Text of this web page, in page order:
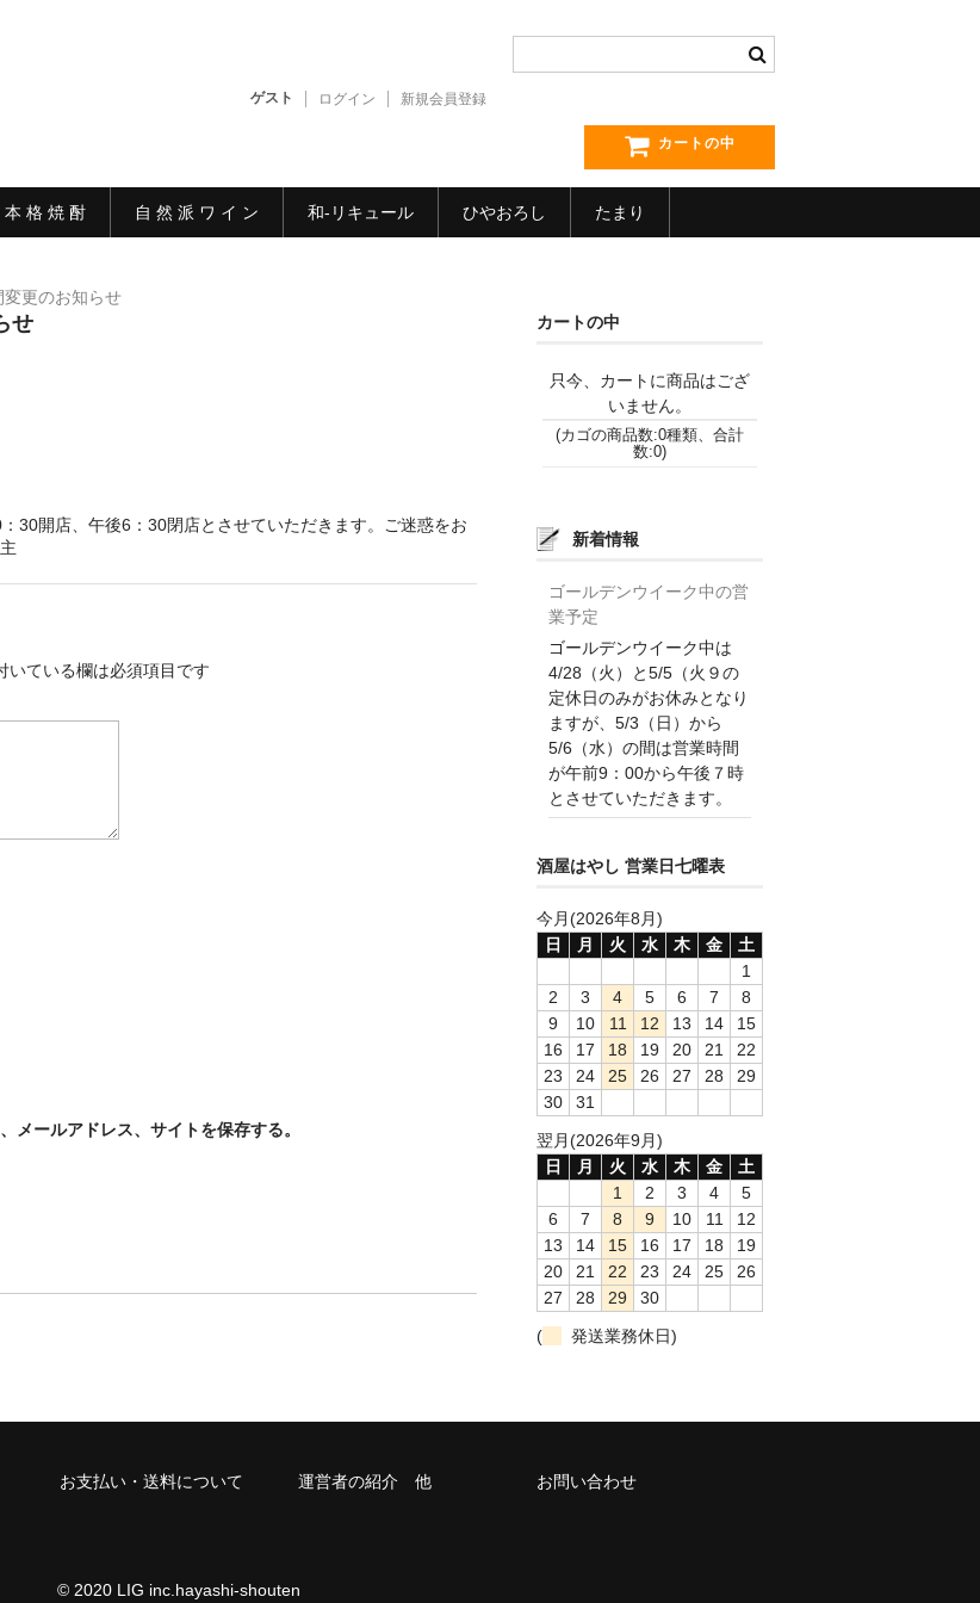
ゲスト ログイン 新規会員登録
カートの中
本 格 焼 酎 自 然 派 ワ イ ン 和-リキュール ひやおろし たまり
変更のお知らせ
せ
30開店、午後6：30閉店とさせていただきます。ご迷惑をお
いている欄は必須項目です
メールアドレス、サイトを保存する。
カートの中
只今、カートに商品はござ
いません。
(カゴの商品数:0種類、合計
数:0)
新着情報
ゴールデンウイーク中の営
業予定
ゴールデンウイーク中は
4/28（火）と5/5（火９の
定休日のみがお休みとなり
ますが、5/3（日）から
5/6（水）の間は営業時間
が午前9：00から午後７時
とさせていただきます。
酒屋はやし 営業日七曜表
今月(2026年8月)
日
月 火 水 木 金
土
1
2
3 4 5 6 7
8
9
10 11 12 13 14
15
16
17 18 19 20 21
22
23
24 25 26 27 28
29
30
31
翌月(2026年9月)
日
月 火 水 木 金
土
1
2 3 4
5
6
7 8 9 10 11
12
13
14 15 16 17 18
19
20
21 22 23 24 25
26
27
28 29
30
(
発送業務休日)
お支払い・送料について 運営者の紹介 他 お問い合わせ
© 2020 LIG inc.hayashi-shouten